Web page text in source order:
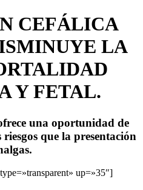
CEFÁLICA
LA
Y FETAL.
una oportunidad de
que la presentación
up=»35″]